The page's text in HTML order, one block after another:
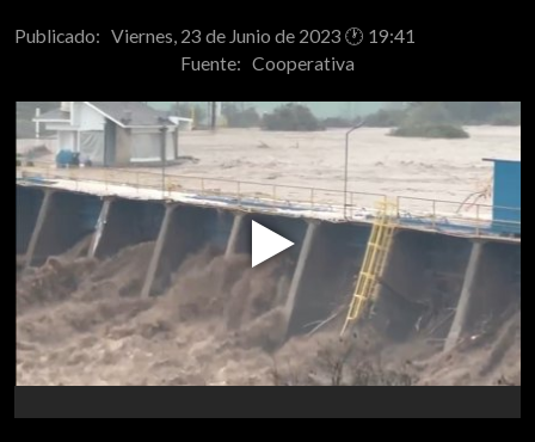
Publicado: Viernes, 23 de Junio de 2023 🕐 19:41
Fuente: Cooperativa
Play
Video